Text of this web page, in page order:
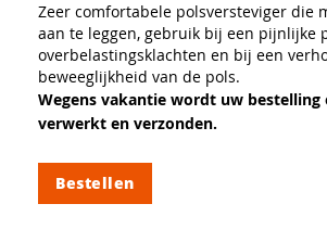
Zeer comfortabele polsversteviger die
aan te leggen, gebruik bij een pijnlijke
overbelastingsklachten en bij een
beweeglijkheid van de pols.
Wegens vakantie wordt uw bestelling
verwerkt en verzonden.
Bestellen